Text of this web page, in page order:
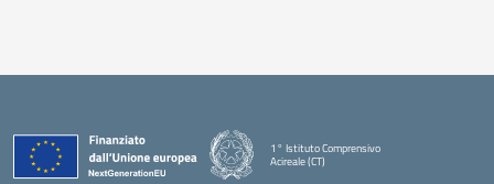
1° Istituto Comprensivo
Acireale (CT)